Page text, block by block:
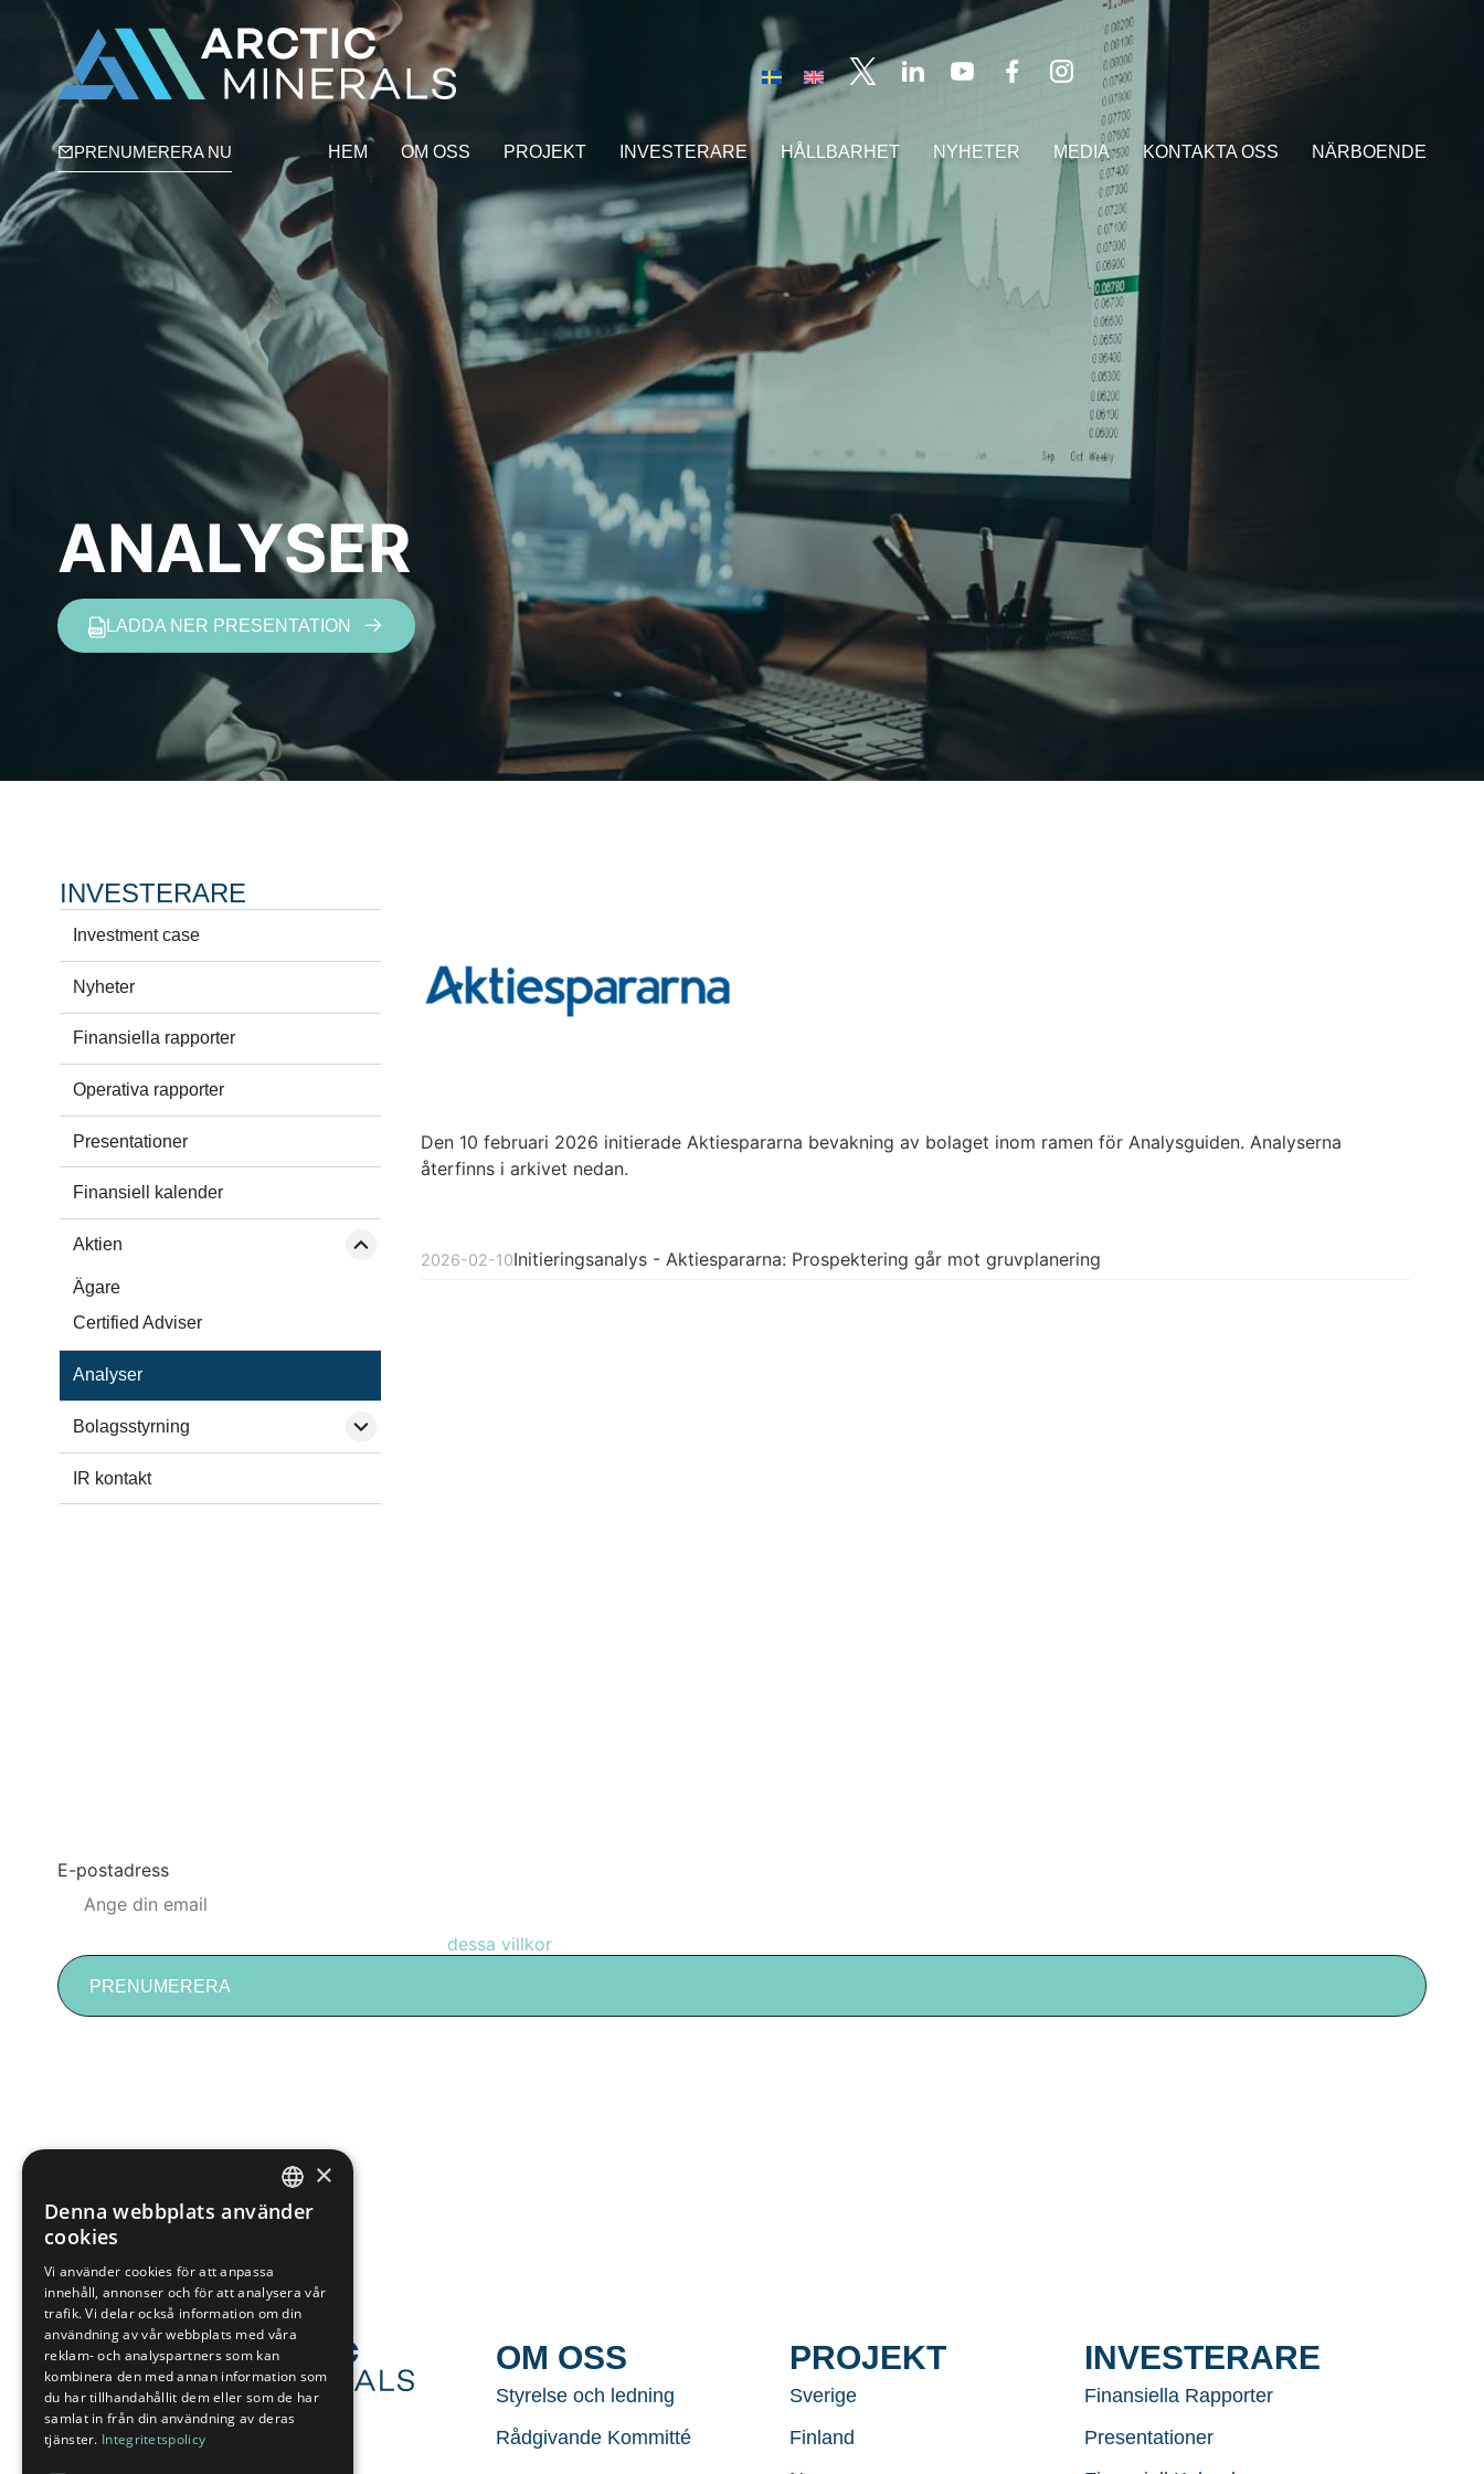
PRENUMERERA NU HEM OM OSS PROJEKT INVESTERARE HÅLLBARHET NYHETER MEDIA KONTAKTA OSS NÄRBOENDE
ANALYSER
LADDA NER PRESENTATION
INVESTERARE
Investment case
Nyheter
Finansiella rapporter
Operativa rapporter
Presentationer
Finansiell kalender
Aktien
Ägare
Certified Adviser
Analyser
Bolagsstyrning
Bolagsordning
Bolagsstämmor
IR kontakt
Den 10 februari 2026 initierade Aktiespararna bevakning av bolaget inom ramen för Analysguiden. Analyserna
återfinns i arkivet nedan.
2026-02-10Initieringsanalys - Aktiespararna: Prospektering går mot gruvplanering
E-postadress
dessa villkor
PRENUMERERA
OM OSS
Styrelse och ledning
Rådgivande Kommitté
PROJEKT
Sverige
Finland
INVESTERARE
Finansiella Rapporter
Presentationer
SWEDISH
×
Denna webbplats använder
cookies
Vi använder cookies för att anpassa
innehåll, annonser och för att analysera vår
trafik. Vi delar också information om din
användning av vår webbplats med våra
reklam- och analyspartners som kan
kombinera den med annan information som
du har tillhandahållit dem eller som de har
samlat in från din användning av deras
tjänster. Integritetspolicy